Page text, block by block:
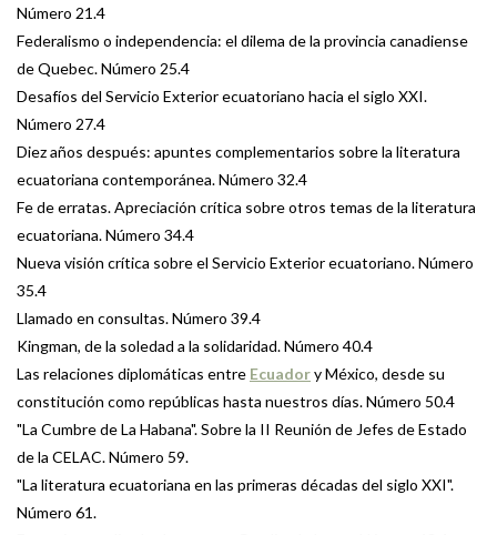
Número 21.4
Federalismo o independencia: el dilema de la provincia canadiense
de Quebec. Número 25.4
Desafíos del Servicio Exterior ecuatoriano hacia el siglo XXI.
Número 27.4
Diez años después: apuntes complementarios sobre la literatura
ecuatoriana contemporánea. Número 32.4
Fe de erratas. Apreciación crítica sobre otros temas de la literatura
ecuatoriana. Número 34.4
Nueva visión crítica sobre el Servicio Exterior ecuatoriano. Número
35.4
Llamado en consultas. Número 39.4
Kingman, de la soledad a la solidaridad. Número 40.4
Las relaciones diplomáticas entre Ecuadory México, desde su
constitución como repúblicas hasta nuestros días. Número 50.4
"La Cumbre de La Habana". Sobre la II Reunión de Jefes de Estado
de la CELAC. Número 59.
"La literatura ecuatoriana en las primeras décadas del siglo XXI".
Número 61.